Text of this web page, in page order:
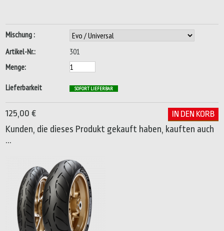
Mischung :
Artikel-Nr.:
301
Menge:
Lieferbarkeit SOFORT LIEFERBAR
125,00 €
Kunden, die dieses Produkt gekauft haben, kauften auch
...